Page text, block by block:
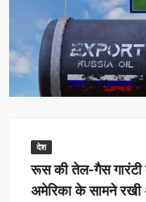
देश
रूस की तेल-गैस गारंटी
अमेरिका के सामने रखी